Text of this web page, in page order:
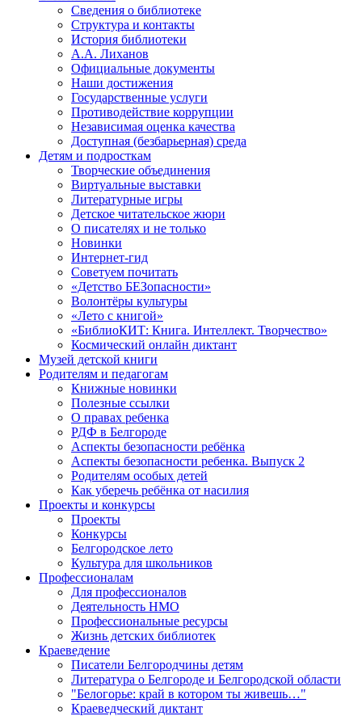
Сведения о библиотеке
Структура и контакты
История библиотеки
А.А. Лиханов
Официальные документы
Наши достижения
Государственные услуги
Противодействие коррупции
Независимая оценка качества
Доступная (безбарьерная) среда
Детям и подросткам
Творческие объединения
Виртуальные выставки
Литературные игры
Детское читательское жюри
О писателях и не только
Новинки
Интернет-гид
Советуем почитать
«Детство БЕЗопасности»
Волонтёры культуры
«Лето с книгой»
«БиблиоКИТ: Книга. Интеллект. Творчество»
Космический онлайн диктант
Музей детской книги
Родителям и педагогам
Книжные новинки
Полезные ссылки
О правах ребенка
РДФ в Белгороде
Аспекты безопасности ребёнка
Аспекты безопасности ребенка. Выпуск 2
Родителям особых детей
Как уберечь ребёнка от насилия
Проекты и конкурсы
Проекты
Конкурсы
Белгородское лето
Культура для школьников
Профессионалам
Для профессионалов
Деятельность НМО
Профессиональные ресурсы
Жизнь детских библиотек
Краеведение
Писатели Белгородчины детям
Литература о Белгороде и Белгородской области
"Белогорье: край в котором ты живешь…"
Краеведческий диктант